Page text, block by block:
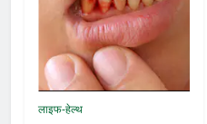
लाइफ-हेल्थ